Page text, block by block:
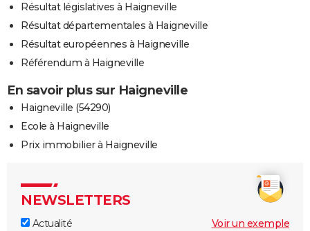
Résultat législatives à Haigneville
Résultat départementales à Haigneville
Résultat européennes à Haigneville
Référendum à Haigneville
En savoir plus sur Haigneville
Haigneville (54290)
Ecole à Haigneville
Prix immobilier à Haigneville
NEWSLETTERS
Actualité
Voir un exemple